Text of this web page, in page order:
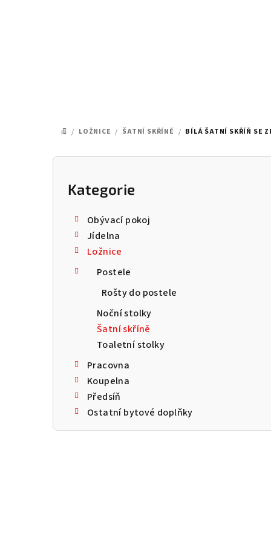
DOMŮ
/ LOŽNICE / ŠATNÍ SKŘÍNĚ / BÍLÁ ŠATNÍ SKŘÍŇ SE
P
Přeskočit
kategorie
Kategorie
Obývací pokoj
Jídelna
Ložnice
Postele
Rošty do postele
Noční stolky
Šatní skříně
Toaletní stolky
Pracovna
Koupelna
Předsíň
Ostatní bytové doplňky